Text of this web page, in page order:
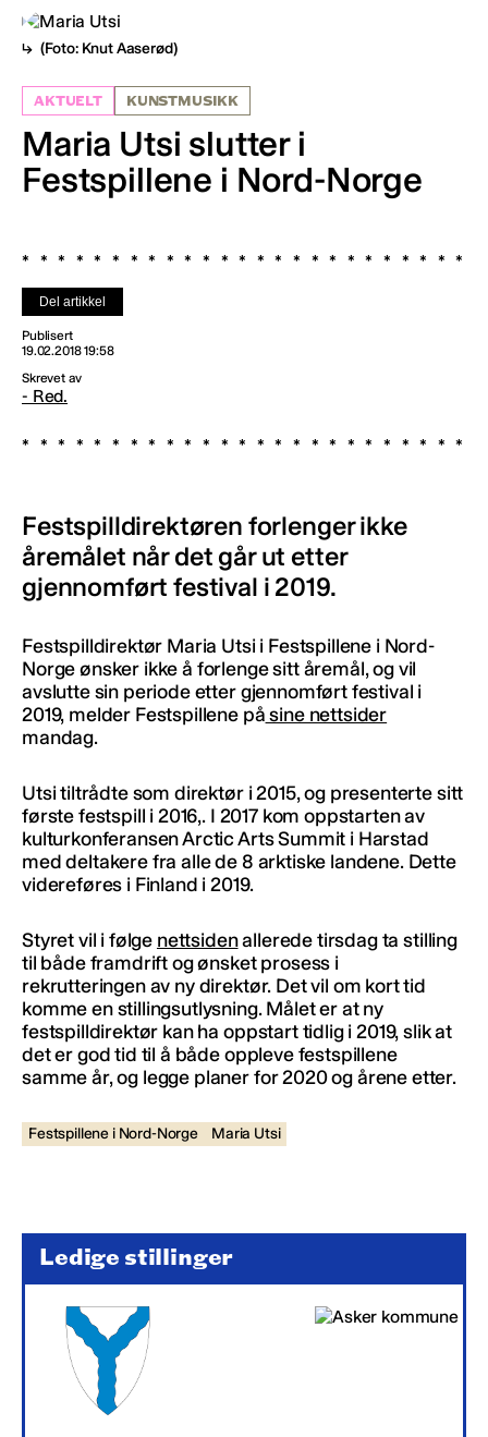
(Foto: Knut Aaserød)
AKTUELT KUNSTMUSIKK
Maria Utsi slutter i
Festspillene i Nord-Norge
Del artikkel
Publisert
19.02.2018 19:58
Skrevet av
- Red.
Festspilldirektøren forlenger ikke
åremålet når det går ut etter
gjennomført festival i 2019.
Festspilldirektør Maria Utsi i Festspillene i Nord-
Norge ønsker ikke å forlenge sitt åremål, og vil
avslutte sin periode etter gjennomført festival i
2019, melder Festspillene påsine nettsider
mandag.
Utsi tiltrådte som direktør i 2015, og presenterte sitt
første festspill i 2016,. I 2017 kom oppstarten av
kulturkonferansen Arctic Arts Summit i Harstad
med deltakere fra alle de 8 arktiske landene. Dette
videreføres i Finland i 2019.
Styret vil i følge nettsidenallerede tirsdag ta stilling
til både framdrift og ønsket prosess i
rekrutteringen av ny direktør. Det vil om kort tid
komme en stillingsutlysning. Målet er at ny
festspilldirektør kan ha oppstart tidlig i 2019, slik at
det er god tid til å både oppleve festspillene
samme år, og legge planer for 2020 og årene etter.
Festspillene i Nord-Norge Maria Utsi
Ledige stillinger